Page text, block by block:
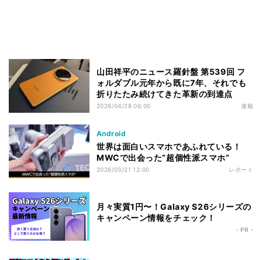
山田祥平のニュース羅針盤 第539回 フ
ォルダブル元年から既に7年、それでも
折りたたみ続けてきた革新の到達点
2026/04/28 06:00 連載
Android
世界は面白いスマホであふれている！
MWCで出会った“超個性派スマホ”
2026/03/21 12:00 レポート
月々実質1円〜！Galaxy S26シリーズの
キャンペーン情報をチェック！
- PR -